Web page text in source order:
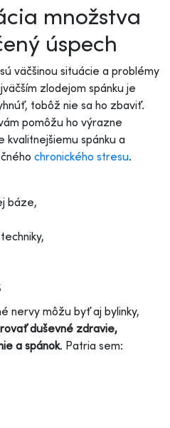
množstva
úspech
väčšinou situácie a problémy
zlodejom spánku je
tobôž nie sa ho zbaviť.
pomôžu ho výrazne
spánku a
chronického stresu.
báze,
nervy môžu byť aj bylinky,
duševné zdravie,
a spánok. Patria sem: